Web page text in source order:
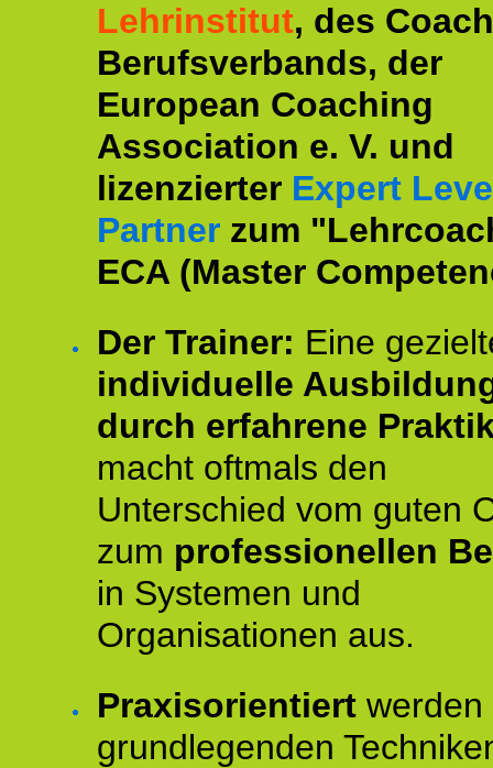
Lehrinstitut, des
Berufsverbands, der
European Coaching
Association e. V. und
lizenzierter Expert
Partner zum
ECA (Master
Der Trainer: Eine
individuelle
durch erfahrene
macht oftmals den
Unterschied vom guten
zum professionellen
in Systemen und
Organisationen aus.
Praxisorientiert werden
grundlegenden